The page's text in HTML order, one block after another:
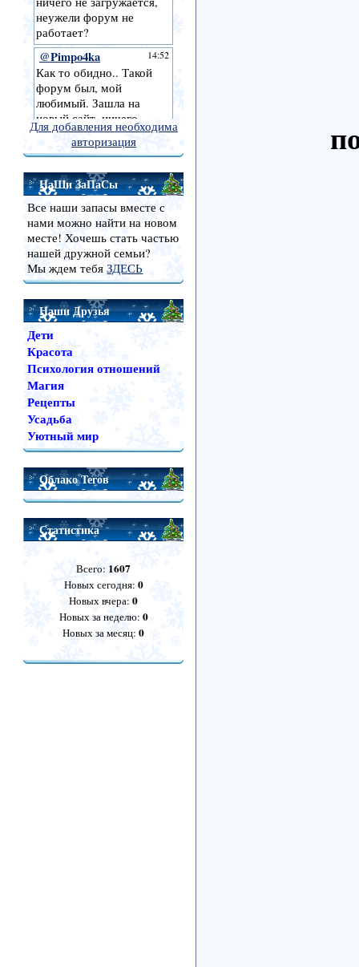
Для добавления необходима
авторизация
НаШи ЗаПаСы
Все наши запасы вместе с
нами можно найти на новом
месте! Хочешь стать частью
нашей дружной семьи?
Мы ждем тебяЗДЕСЬ
Наши Друзья
Дети
Красота
Психология отношений
Магия
Рецепты
Усадьба
Уютный мир
Облако Тегов
Статистика
Всего: 1607
Новых сегодня: 0
Новых вчера:0
Новых за неделю: 0
Новых за месяц:0